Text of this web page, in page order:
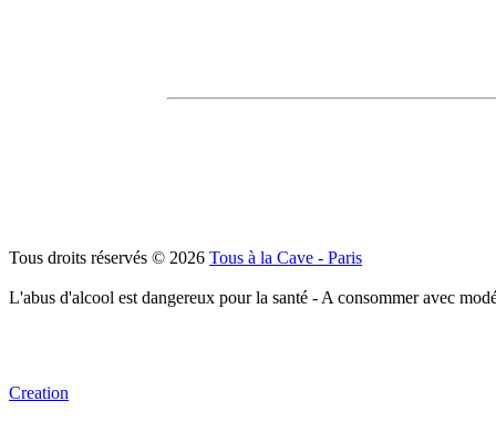
Tous droits réservés © 2026 Tous à la Cave - Paris
L'abus d'alcool est dangereux pour la santé - A consommer avec
Creation